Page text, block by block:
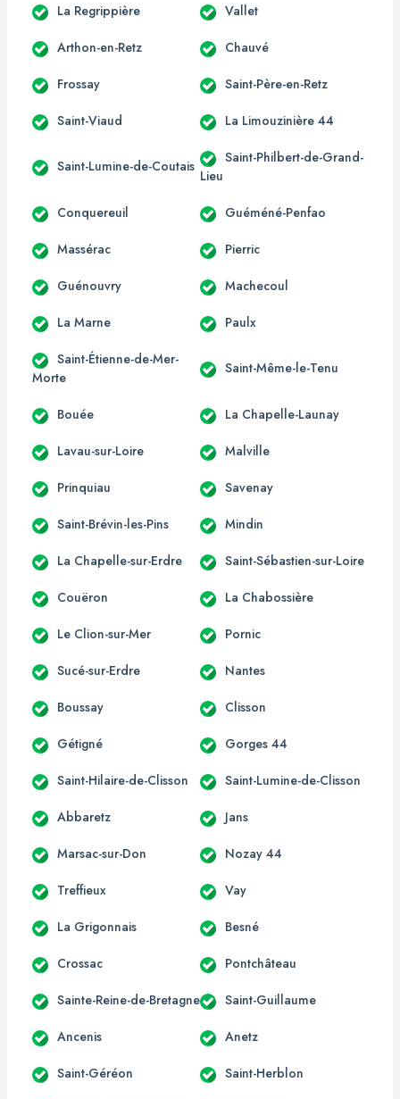
La Regrippière Vallet
Arthon-en-Retz Chauvé
Frossay Saint-Père-en-Retz
Saint-Viaud La Limouzinière 44
Saint-Lumine-de-Coutais
Saint-Philbert-de-Grand-
Lieu
Conquereuil Guéméné-Penfao
Massérac Pierric
Guénouvry Machecoul
La Marne Paulx
Saint-Étienne-de-Mer-
Morte
Saint-Même-le-Tenu
Bouée La Chapelle-Launay
Lavau-sur-Loire Malville
Prinquiau Savenay
Saint-Brévin-les-Pins Mindin
La Chapelle-sur-Erdre Saint-Sébastien-sur-Loire
Couëron La Chabossière
Le Clion-sur-Mer Pornic
Sucé-sur-Erdre Nantes
Boussay Clisson
Gétigné Gorges 44
Saint-Hilaire-de-Clisson Saint-Lumine-de-Clisson
Abbaretz Jans
Marsac-sur-Don Nozay 44
Treffieux Vay
La Grigonnais Besné
Crossac Pontchâteau
Sainte-Reine-de-Bretagne Saint-Guillaume
Ancenis Anetz
Saint-Géréon Saint-Herblon